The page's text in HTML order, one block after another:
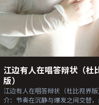
江边有人在唱答辩状（杜
版）
江边有人在唱答辩状（杜比视界
介：节奏在沉静与爆发之间交替